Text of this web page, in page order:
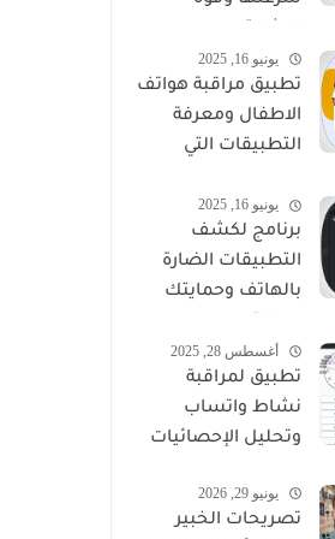
يونيو 16, 2025
تطبيق مراقبة هواتف
الاطفال ومعرفة
التطبيقات التي
يونيو 16, 2025
برنامج لكشف
التطبيقات الضارة
بالهاتف وحمايتك
أغسطس 28, 2025
تطبيق لمراقبة
نشاط واتساب
وتحليل الإحصائيات
يونيو 29, 2026
تصريحات الخبير